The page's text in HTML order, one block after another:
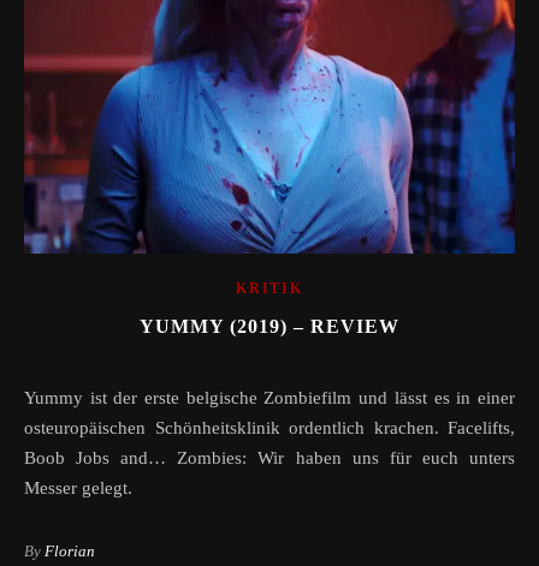
KRITIK
YUMMY (2019) – REVIEW
Yummy ist der erste belgische Zombiefilm und lässt es in einer
osteuropäischen Schönheitsklinik ordentlich krachen. Facelifts,
Boob Jobs and… Zombies: Wir haben uns für euch unters
Messer gelegt.
By Florian